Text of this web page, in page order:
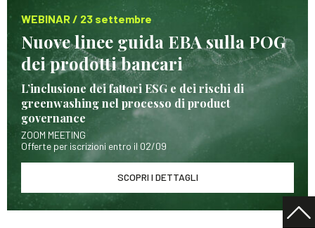
WEBINAR / 23 settembre
Nuove linee guida EBA sulla POG
dei prodotti bancari
L’inclusione dei fattori ESG e dei rischi di
greenwashing nel processo di product
governance
ZOOM MEETING
Offerte per iscrizioni entro il 02/09
SCOPRI I DETTAGLI